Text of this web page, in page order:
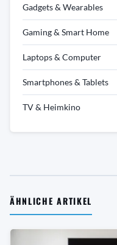
Gadgets & Wearables
Gaming & Smart Home
Laptops & Computer
Smartphones & Tablets
TV & Heimkino
ÄHNLICHE ARTIKEL